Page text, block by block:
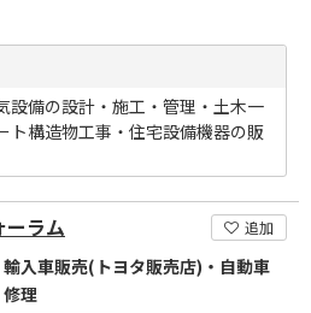
設備の設計・施工・管理・土木一
ト構造物工事・住宅設備機器の販
ーラム 追加
輸入車販売(トヨタ販売店)・自動車
修理